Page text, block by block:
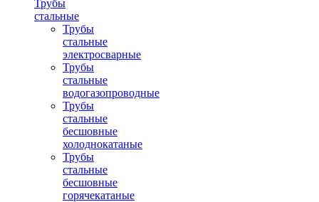
Трубы
стальные
Трубы
стальные
электросварные
Трубы
стальные
водогазопроводные
Трубы
стальные
бесшовные
холоднокатаные
Трубы
стальные
бесшовные
горячекатаные